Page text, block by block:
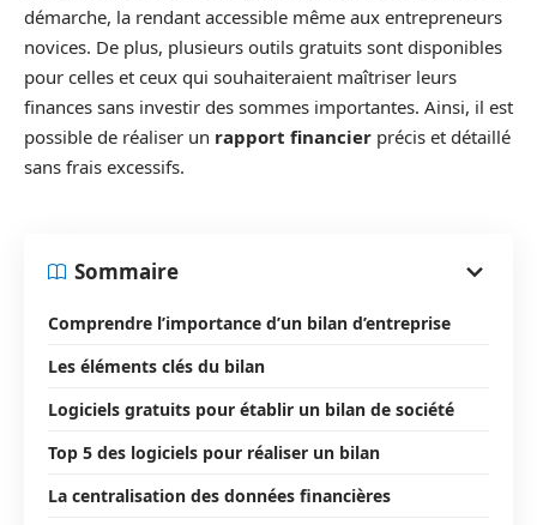
démarche, la rendant accessible même aux entrepreneurs
novices. De plus, plusieurs outils gratuits sont disponibles
pour celles et ceux qui souhaiteraient maîtriser leurs
finances sans investir des sommes importantes. Ainsi, il est
possible de réaliser un rapport financier précis et détaillé
sans frais excessifs.
Sommaire
Comprendre l’importance d’un bilan d’entreprise
Les éléments clés du bilan
Logiciels gratuits pour établir un bilan de société
Top 5 des logiciels pour réaliser un bilan
La centralisation des données financières